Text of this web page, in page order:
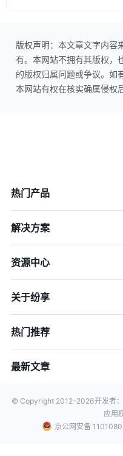
版权声明：本文章文字内容
有。本网站不拥有其版权，
的版权归属问题或争议。如
本网站有权在核实确属侵权
热门产品
解决方案
资源中心
关于纷享
热门推荐
最新文章
© Copyright 2012-2026开发者
应用
京公网安备